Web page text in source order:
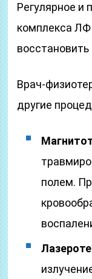
Регулярное и
комплекса
Врач-
другие
полем.